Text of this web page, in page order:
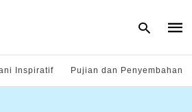
Inspiratif Pujian dan Penyembahan